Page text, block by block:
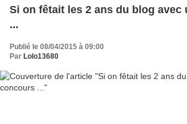
Si on fêtait les 2 ans du blog avec
...
Publié le 08/04/2015 à 09:00
Par Lolo13680